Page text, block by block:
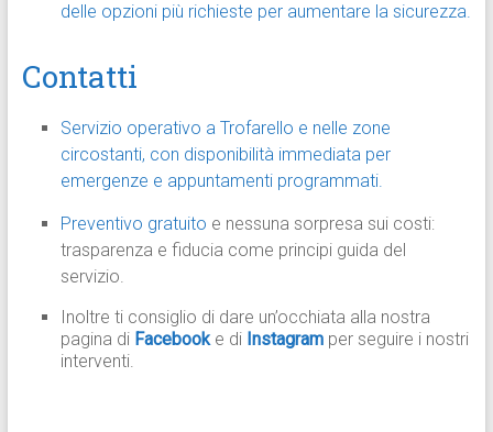
delle opzioni più richieste per aumentare la sicurezza.
Contatti
Servizio operativo a Trofarello e nelle zone
circostanti, con disponibilità immediata per
emergenze e appuntamenti programmati.
Preventivo gratuito e nessuna sorpresa sui costi:
trasparenza e fiducia come principi guida del
servizio.
Inoltre ti consiglio di dare un’occhiata alla nostra
pagina di Facebook e di Instagram per seguire i nostri
interventi.